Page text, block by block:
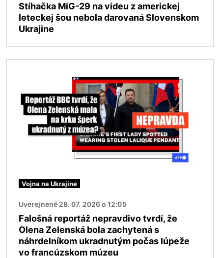
Stíhačka MiG-29 na videu z americkej
leteckej šou nebola darovaná Slovenskom
Ukrajine
Vojna na Ukrajine
Uverejnené 28. 07. 2026 o 12:05
Falošná reportáž nepravdivo tvrdí, že
Olena Zelenská bola zachytená s
náhrdelníkom ukradnutým počas lúpeže
vo francúzskom múzeu